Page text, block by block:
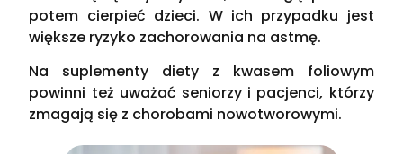
potem cierpieć dzieci. W ich przypadku jest
większe ryzyko zachorowania na astmę.
Na suplementy diety z kwasem foliowym
powinni też uważać seniorzy i pacjenci, którzy
zmagają się z chorobami nowotworowymi.